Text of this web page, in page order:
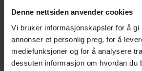
Denne nettsiden anvender cookies
Vi bruker informasjonskapsler for å gi
annonser et personlig preg, for å
mediefunksjoner og for å analysere
dessuten informasjon om hvordan du
✔ Integrert hodepute og uttrekkbart
komfort
✔ Ryggstøtte kan vinkles opp til 135° og
posisjon for optimal hvile
✔ 360° rotasjonsfunksjon med hjul